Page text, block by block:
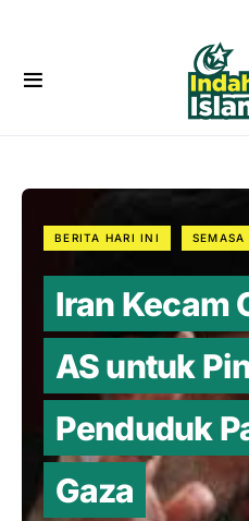
BERITA HARI INI SEMASA
Iran Kecam
AS untuk
Penduduk
Gaza